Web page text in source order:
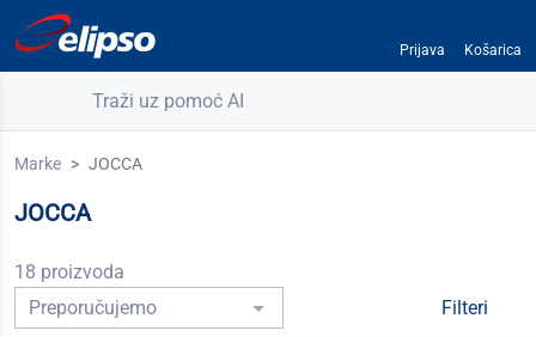
Prijava Košarica
Traži uz pomoć AI
Marke JOCCA
JOCCA
18 proizvoda
Filteri